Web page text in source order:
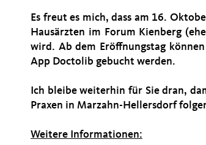
Es freut es mich, dass am 16.
Hausärzten im Forum Kienberg
wird. Ab dem Eröffnungstag
App Doctolib gebucht werden.
Ich bleibe weiterhin für Sie dran,
Praxen in Marzahn-Hellersdorf
Weitere Informationen: